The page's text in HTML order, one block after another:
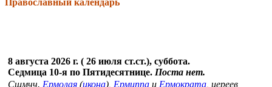
8 августа 2026 г. ( 26 июля ст.ст.), суббота.
Седмица 10-я по Пятидесятнице. Поста нет.
Сщмчч. Ермолая (икона), Ермиппа и Ермократа , иереев